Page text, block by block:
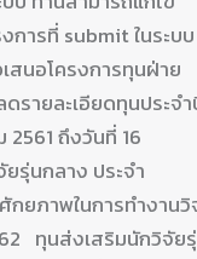
การที่ submit ในระบบ
สนอโครงการทุนฝ่าย
รายละเอียดทุนประจ
2561 ถึงวันที่ 16
รุ่นกลาง ประจำ
ยภาพในการทำงานวิ
ทุนส่งเสริมนักวิจัย